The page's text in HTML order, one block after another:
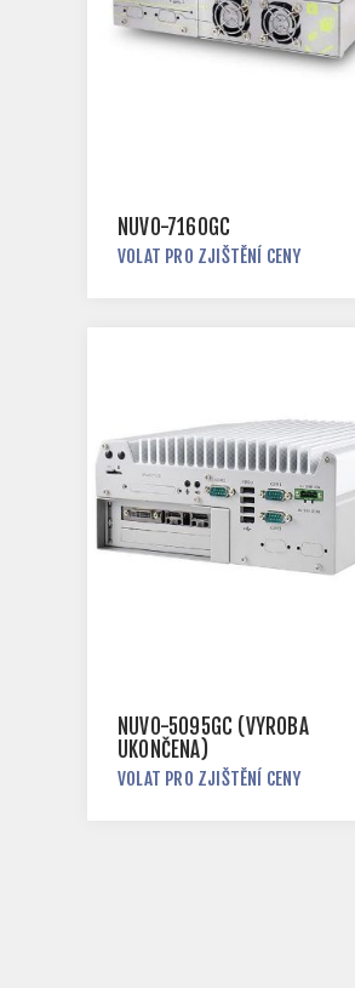
NUVO-7160GC
VOLAT PRO ZJIŠTĚNÍ CENY
NUVO-5095GC (VÝROBA
UKONČENA)
VOLAT PRO ZJIŠTĚNÍ CENY